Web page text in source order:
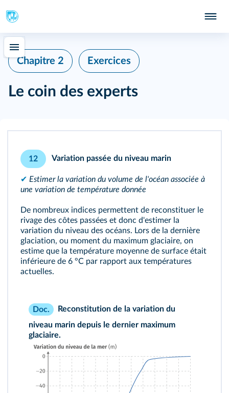
Chapitre 2 Exercices
Le coin des experts
12 Variation passée du niveau marin
✔ Estimer la variation du volume de l'océan associée à
une variation de température donnée
De nombreux indices permettent de reconstituer le
rivage des côtes passées et donc d'estimer la
variation du niveau des océans. Lors de la dernière
glaciation, ou moment du maximum glaciaire, on
estime que la température moyenne de surface était
inférieure de 6 °C par rapport aux températures
actuelles.
Doc.
Reconstitution de la variation du
niveau marin depuis le dernier maximum
glaciaire.